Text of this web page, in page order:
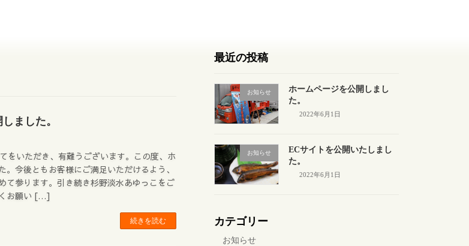
ました。
をいただき、有難うございます。この度、ホ
。今後ともお客様にご満足いただけるよう、
て参ります。引き続き杉野淡水あゆっこをご
お願い […]
続きを読む
最近の投稿
お知らせ
ホームページを公開しまし
た。
2022年6月1日
お知らせ
ECサイトを公開いたしまし
た。
2022年6月1日
カテゴリー
お知らせ